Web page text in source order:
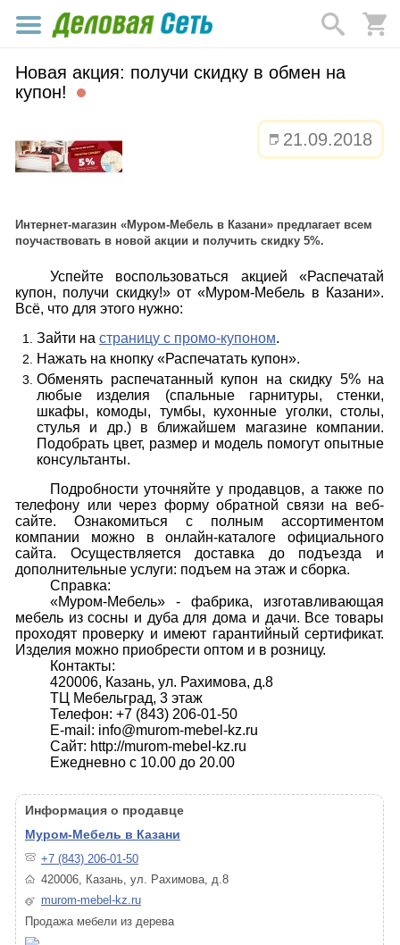
Новая акция: получи скидку в обмен на
купон!
21.09.2018
Интернет-магазин «Муром-Мебель в Казани» предлагает всем
поучаствовать в новой акции и получить скидку 5%.
Успейте воспользоваться акцией «Распечатай
купон, получи скидку!» от «Муром-Мебель в Казани».
Всё, что для этого нужно:
Зайти на страницу с промо-купоном.
Нажать на кнопку «Распечатать купон».
Обменять распечатанный купон на скидку 5% на
любые изделия (спальные гарнитуры, стенки,
шкафы, комоды, тумбы, кухонные уголки, столы,
стулья и др.) в ближайшем магазине компании.
Подобрать цвет, размер и модель помогут опытные
консультанты.
Подробности уточняйте у продавцов, а также по
телефону или через форму обратной связи на веб-
сайте. Ознакомиться с полным ассортиментом
компании можно в онлайн-каталоге официального
сайта. Осуществляется доставка до подъезда и
дополнительные услуги: подъем на этаж и сборка.
Справка:
«Муром-Мебель» - фабрика, изготавливающая
мебель из сосны и дуба для дома и дачи. Все товары
проходят проверку и имеют гарантийный сертификат.
Изделия можно приобрести оптом и в розницу.
Контакты:
420006, Казань, ул. Рахимова, д.8
ТЦ Мебельград, 3 этаж
Телефон: +7 (843) 206-01-50
E-mail: info@murom-mebel-kz.ru
Сайт: http://murom-mebel-kz.ru
Ежедневно с 10.00 до 20.00
Информация о продавце
Муром-Мебель в Казани
+7 (843) 206-01-50
420006, Казань, ул. Рахимова, д.8
murom-mebel-kz.ru
Продажа мебели из дерева